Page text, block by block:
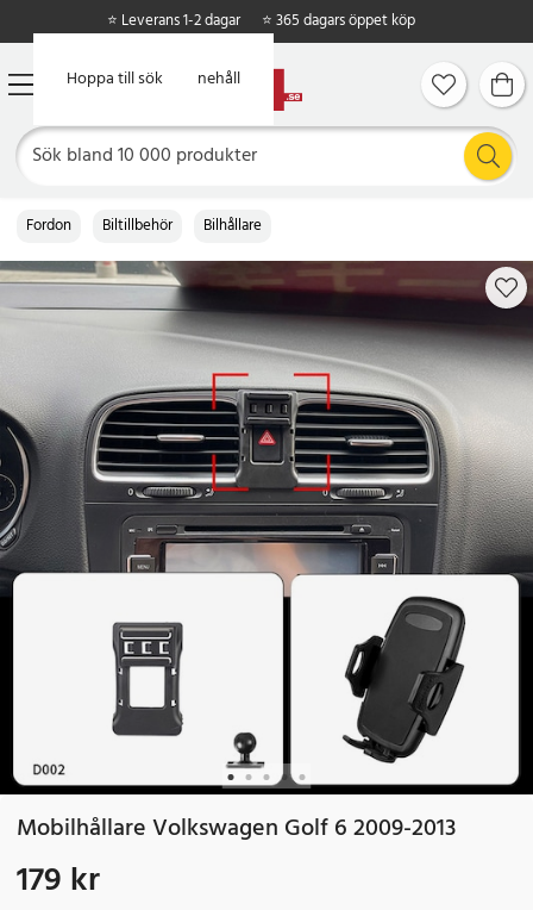
Hoppa till huvudinnehåll
Hoppa till sök
⭐ Leverans 1-2 dagar ⭐ 365 dagars öppet köp
Fordon Biltillbehör Bilhållare
Mobilhållare Volkswagen Golf 6 2009-2013
Pris:179 kr
179 kr